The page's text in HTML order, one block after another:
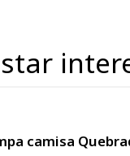
camisa